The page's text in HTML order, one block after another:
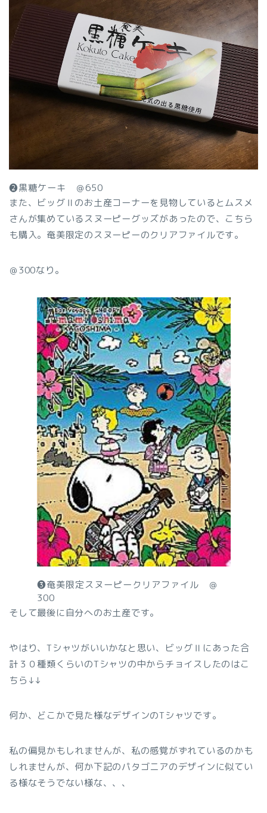
❷黒糖ケーキ ＠650
また、ビッグⅡのお土産コーナーを見物しているとムスメ
さんが集めているスヌーピーグッズがあったので、こちら
も購入。奄美限定のスヌーピーのクリアファイルです。
＠300なり。
❸奄美限定スヌーピークリアファイル ＠
300
そして最後に自分へのお土産です。
やはり、Tシャツがいいかなと思い、ビッグⅡにあった合
計３０種類くらいのTシャツの中からチョイスしたのはこ
ちら↓↓
何か、どこかで見た様なデザインのTシャツです。
私の偏見かもしれませんが、私の感覚がずれているのかも
しれませんが、何か下記のパタゴニアのデザインに似てい
る様なそうでない様な、、、